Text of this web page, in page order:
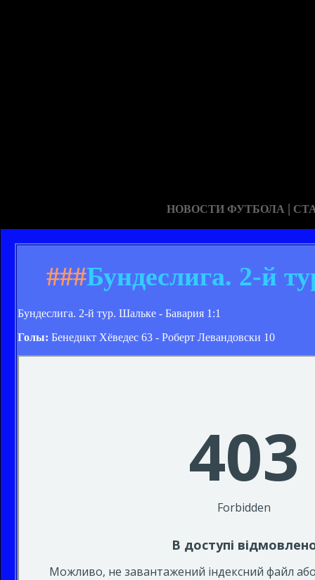
НОВОСТИ ФУТБОЛА |
###Бундеслига. 2-й
Бундеслига. 2-й тур. Шальке - Бавария 1:1
Голы: Бенедикт Хёведес 63 - Роберт Левандовски 10